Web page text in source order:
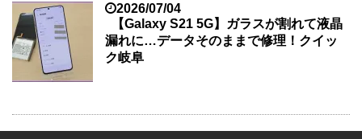
2026/07/04
【Galaxy S21 5G】ガラスが割れて液晶
漏れに…データそのままで修理！クイッ
ク岐阜